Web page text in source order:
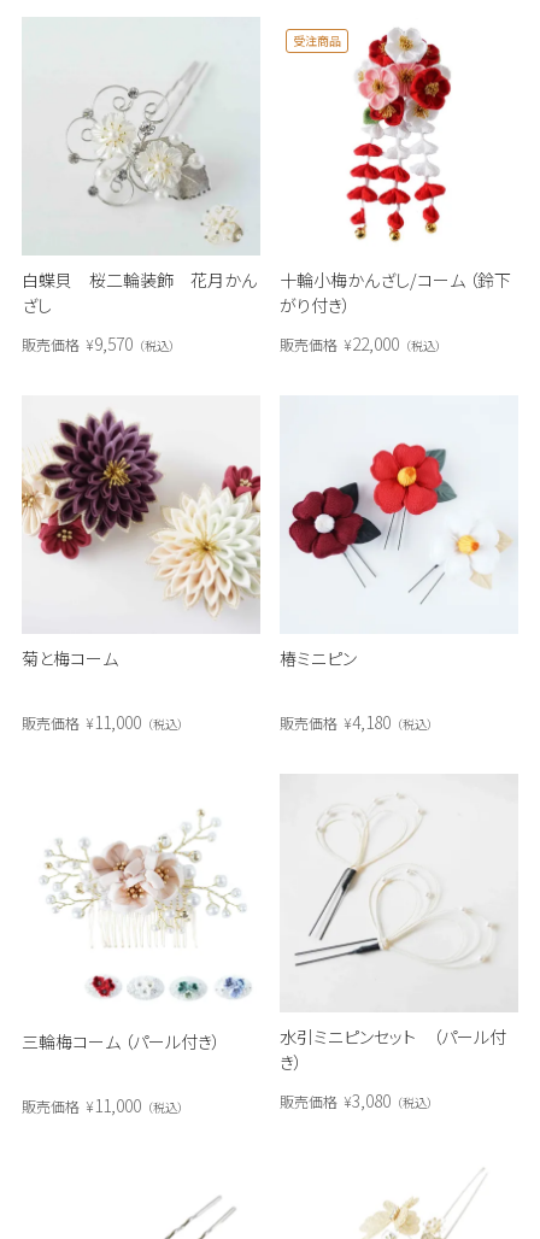
白蝶貝 桜二輪装飾 花月かん
ざし
販売価格 ¥9,570 税込
十輪小梅かんざし/コーム （鈴下
がり付き）
受注商品
販売価格 ¥22,000 税込
菊と梅コーム
販売価格 ¥11,000 税込
椿ミニピン
販売価格 ¥4,180 税込
三輪梅コーム （パール付き）
販売価格 ¥11,000 税込
水引ミニピンセット （パール付
き）
販売価格 ¥3,080 税込